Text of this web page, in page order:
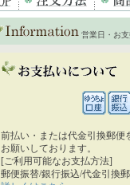
営業日・お
前払い・または代金引換郵便
お願いしております。
[ご利用可能なお支払方法]
郵便振替/銀行振込/代金引換